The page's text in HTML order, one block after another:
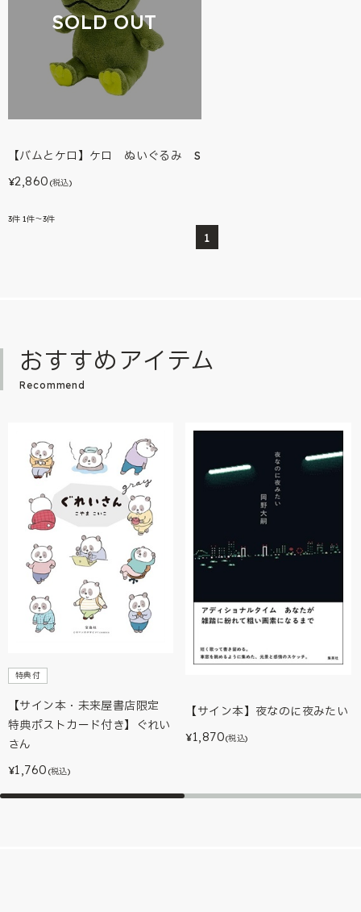
SOLD OUT
【バムとケロ】ケロ ぬいぐるみ S
¥2,860 (税込)
3件 1件～3件
1
おすすめアイテム
Recommend
特典付
【サイン本・未来屋書店限定
特典ポストカード付き】ぐれい
さん
¥1,760 (税込)
【サイン本】夜なのに夜みたい
¥1,870(税込)